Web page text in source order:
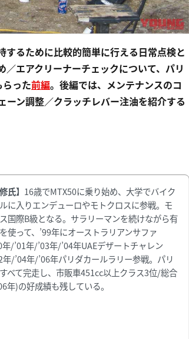
するために比較的簡単に行える日常点検と
／エアクリーナーチェックについて、 パリ
った前編。後編では、メンテナンスのコ
ン調整／クラッチレバー注油を紹介する
氏】 16歳でMTX50に乗り始め、大学でバイク
に入りエンデューロやモトクロスに参戦。モ
国際B級となる。サラリーマンを続けながら有
使って、’99年にオーストラリアンサファ
年/’01年/’03年/’04年UAEデザートチャレン
年/’04年/’06年パリダカールラリー参戦。パリ
べて完走し、市販車451cc以上クラス3位/総合
年)の好成績も残している。